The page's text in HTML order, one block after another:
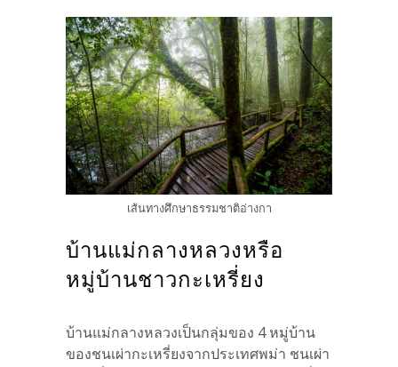
เส้นทางศึกษาธรรมชาติอ่างกา
บ้านแม่กลางหลวงหรือ
หมู่บ้านชาวกะเหรี่ยง
บ้านแม่กลางหลวงเป็นกลุ่มของ 4 หมู่บ้าน
ของชนเผ่ากะเหรี่ยงจากประเทศพม่า ชนเผ่า